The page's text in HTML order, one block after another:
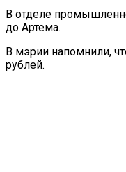
В отделе
до Артема.
В мэрии напомнили,
рублей.